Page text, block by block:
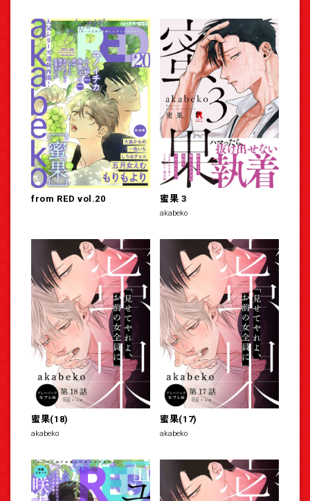
from RED vol.20 蜜果 3
akabeko
蜜果(18)
akabeko
蜜果(17)
akabeko